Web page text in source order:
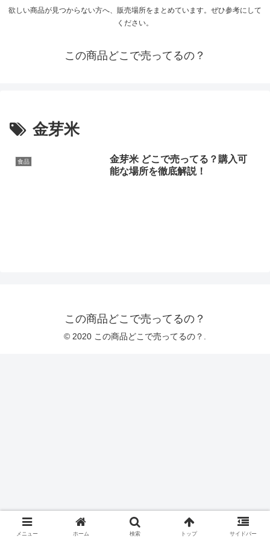
欲しい商品が見つからない方へ、販売場所をまとめています。ぜひ参考にして
ください。
この商品どこで売ってるの？
金芽米
食品
金芽米 どこで売ってる？購入可
能な場所を徹底解説！
この商品どこで売ってるの？
© 2020 この商品どこで売ってるの？.
メニュー ホーム 検索 トップ サイドバー